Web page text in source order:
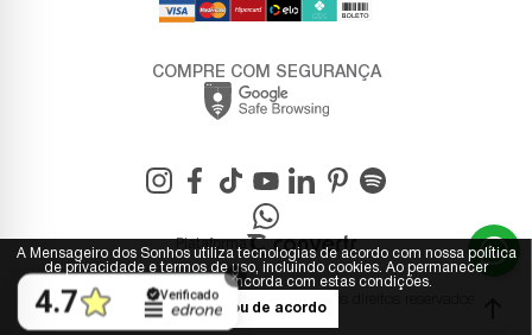
COMPRE COM SEGURANÇA
© 2025 - Mensageiro dos Sonhos. Todos os direitos reservados.
Plataforma
A Mensageiro dos Sonhos utiliza tecnologias de acordo com nossa política
de privacidade e termos de uso, incluindo cookies. Ao permanecer
navegando, você concorda com estas condições.
Estou de acordo